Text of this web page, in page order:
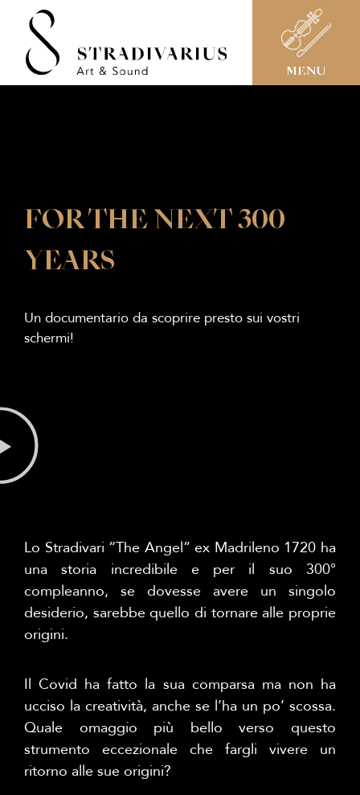
MENU
FOR THE NEXT 300
YEARS
Un documentario da scoprire presto sui vostri
schermi!
Lo Stradivari “The Angel” ex Madrileno 1720 ha
una storia incredibile e per il suo 300°
compleanno, se dovesse avere un singolo
desiderio, sarebbe quello di tornare alle proprie
origini.
Il Covid ha fatto la sua comparsa ma non ha
ucciso la creatività, anche se l’ha un po’ scossa.
Quale omaggio più bello verso questo
strumento eccezionale che fargli vivere un
ritorno alle sue origini?